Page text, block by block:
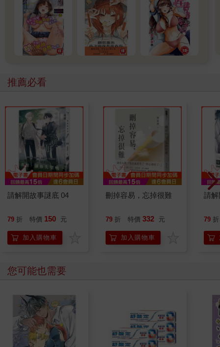
推薦必看
請解開故事謎底 04
79 折 特價 150 元
加入購物車
刪掉容易，忘掉很難
79 折 特價 332 元
加入購物車
請解
79 折
您可能也需要